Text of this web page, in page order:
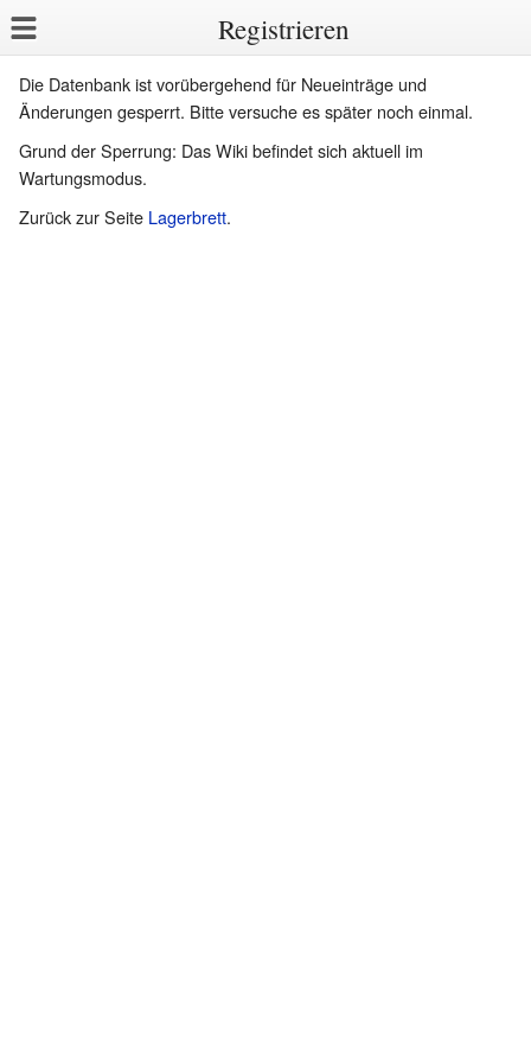
Registrieren
Die Datenbank ist vorübergehend für Neueinträge und
Änderungen gesperrt. Bitte versuche es später noch einmal.
Grund der Sperrung: Das Wiki befindet sich aktuell im
Wartungsmodus.
Zurück zur Seite Lagerbrett.